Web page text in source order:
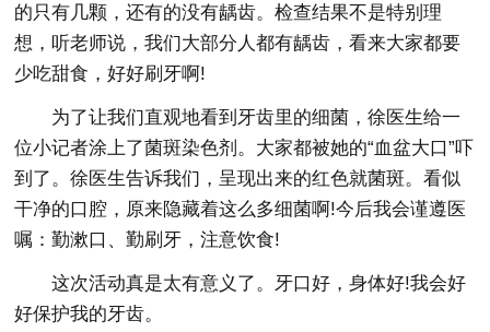
的只有几颗，还有的没有龋齿。检查结果不是特别理
想，听老师说，我们大部分人都有龋齿，看来大家都要
少吃甜食，好好刷牙啊!
为了让我们直观地看到牙齿里的细菌，徐医生给一
位小记者涂上了菌斑染色剂。大家都被她的“血盆大口”吓
到了。徐医生告诉我们，呈现出来的红色就菌斑。看似
干净的口腔，原来隐藏着这么多细菌啊!今后我会谨遵医
嘱：勤漱口、勤刷牙，注意饮食!
这次活动真是太有意义了。牙口好，身体好!我会好
好保护我的牙齿。